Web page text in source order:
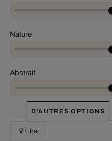
Nature
Abstrait
D’AUTRES OPTIONS
Filter